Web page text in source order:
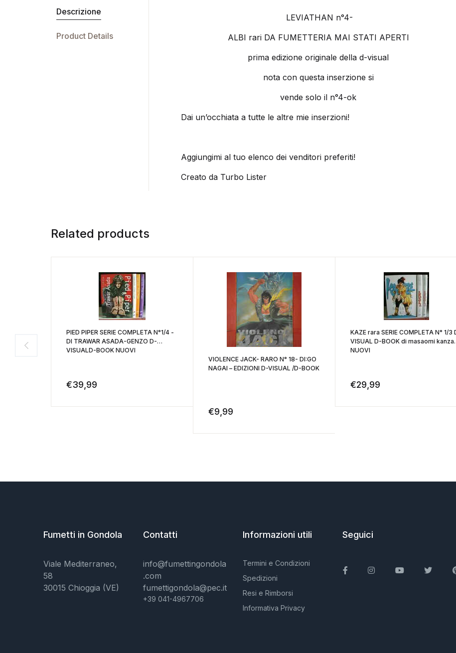
Descrizione
Product Details
LEVIATHAN n°4-
ALBI rari DA FUMETTERIA MAI STATI APERTI
prima edizione originale della d-visual
nota con questa inserzione si
vende solo il n°4-ok
Dai un’occhiata a tutte le altre mie inserzioni!
Aggiungimi al tuo elenco dei venditori preferiti!
Creato da Turbo Lister
Related products
PIED PIPER SERIE COMPLETA N°1/4 -
DI TRAWAR ASADA-GENZO D-
VISUALD-BOOK NUOVI
€39,99
VIOLENCE JACK- RARO N° 18- DI:GO
NAGAI – EDIZIONI D-VISUAL /D-BOOK
€9,99
KAZE rara SERIE COMPLETA N° 1/3
VISUAL D-BOOK di masaomi kanzaki
NUOVI
€29,99
Fumetti in Gondola
Viale Mediterraneo,
58
30015 Chioggia (VE)
Contatti
info@fumettingondola
.com
fumettigondola@pec.it
+39 041-4967706
Informazioni utili
Termini e Condizioni
Spedizioni
Resi e Rimborsi
Informativa Privacy
Seguici
FacebookInstagramYou Tube